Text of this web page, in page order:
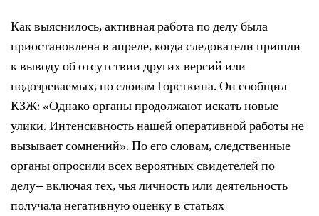
Как выяснилось, активная работа по делу была
приостановлена в апреле, когда следователи пришли
к выводу об отсутствии других версий или
подозреваемых, по словам Горсткина. Он сообщил
КЗЖ: «Однако органы продолжают искать новые
улики. Интенсивность нашей оперативной работы не
вызывает сомнений». По его словам, следственные
органы опросили всех вероятных свидетелей по
делу– включая тех, чья личность или деятельность
получала негативную оценку в статьях